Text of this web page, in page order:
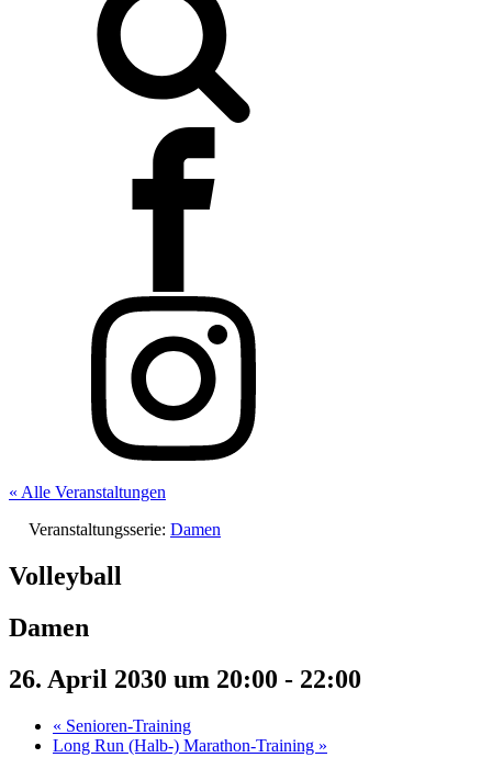
« Alle Veranstaltungen
Veranstaltungsserie: Damen
Volleyball
Damen
26. April 2030 um 20:00 - 22:00
« Senioren-Training
Long Run (Halb-) Marathon-Training »